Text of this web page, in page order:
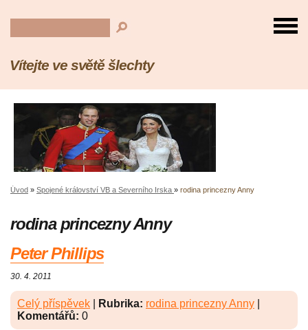
Vítejte ve světě šlechty
Úvod » Spojené království VB a Severního Irska » rodina princezny Anny
rodina princezny Anny
Peter Phillips
30. 4. 2011
Celý příspěvek Rubrika: rodina princezny Anny
Komentářů: 0